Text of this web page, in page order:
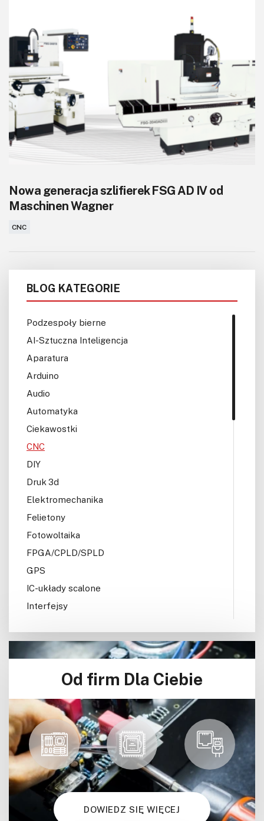
Nowa generacja szlifierek FSG AD IV od
Maschinen Wagner
CNC
BLOG KATEGORIE
Podzespoły bierne
AI-Sztuczna Inteligencja
Aparatura
Arduino
Audio
Automatyka
Ciekawostki
CNC
DIY
Druk 3d
Elektromechanika
Felietony
Fotowoltaika
FPGA/CPLD/SPLD
GPS
IC-układy scalone
Interfejsy
Koła Naukowe
Komputery
LED/LCD/OLED
Mechatronika
Mikrokontrolery (MCU,μC)
Moc
Moduły
Narzędzia
Optoelektronika
Od firm Dla Ciebie
DOWIEDZ SIĘ WIĘCEJ